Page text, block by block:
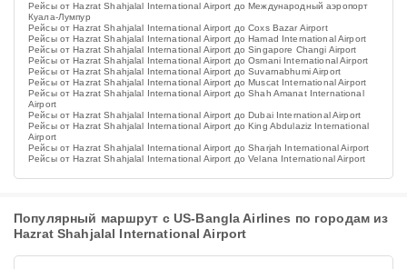
Рейсы от Hazrat Shahjalal International Airport до Международный аэропорт
Куала-Лумпур
Рейсы от Hazrat Shahjalal International Airport до Coxs Bazar Airport
Рейсы от Hazrat Shahjalal International Airport до Hamad International Airport
Рейсы от Hazrat Shahjalal International Airport до Singapore Changi Airport
Рейсы от Hazrat Shahjalal International Airport до Osmani International Airport
Рейсы от Hazrat Shahjalal International Airport до Suvarnabhumi Airport
Рейсы от Hazrat Shahjalal International Airport до Muscat International Airport
Рейсы от Hazrat Shahjalal International Airport до Shah Amanat International
Airport
Рейсы от Hazrat Shahjalal International Airport до Dubai International Airport
Рейсы от Hazrat Shahjalal International Airport до King Abdulaziz International
Airport
Рейсы от Hazrat Shahjalal International Airport до Sharjah International Airport
Рейсы от Hazrat Shahjalal International Airport до Velana International Airport
Популярный маршрут с US-Bangla Airlines по городам из
Hazrat Shahjalal International Airport